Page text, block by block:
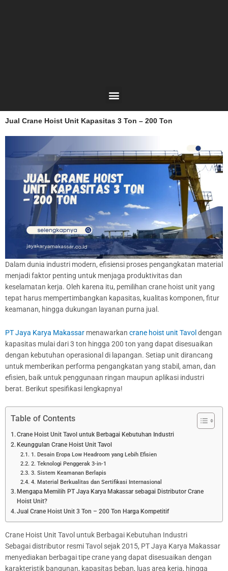
Menu
Jual Crane Hoist Unit Kapasitas 3 Ton – 200 Ton
Dalam dunia industri modern, efisiensi proses pengangkatan material
menjadi faktor penting untuk menjaga produktivitas dan
keselamatan kerja. Oleh karena itu, pemilihan crane hoist unit yang
tepat harus mempertimbangkan kapasitas, kualitas komponen, fitur
keamanan, hingga dukungan layanan purna jual.
PT Jaya Karya Makassar menawarkan crane hoist unit Tavol dengan
kapasitas mulai dari 3 ton hingga 200 ton yang dapat disesuaikan
dengan kebutuhan operasional di lapangan. Setiap unit dirancang
untuk memberikan performa pengangkatan yang stabil, aman, dan
efisien, baik untuk penggunaan ringan maupun aplikasi industri
berat. Berikut spesifikasi lengkapnya!
Table of Contents
Crane Hoist Unit Tavol untuk Berbagai Kebutuhan Industri
Keunggulan Crane Hoist Unit Tavol
1. Desain Eropa Low Headroom yang Lebih Efisien
2. Teknologi Penggerak 3-in-1
3. Sistem Keamanan Berlapis
4. Material Berkualitas dan Sertifikasi Internasional
Mengapa Memilih PT Jaya Karya Makassar sebagai Distributor Crane
Hoist Unit?
Jual Crane Hoist Unit 3 Ton – 200 Ton Harga Kompetitif
Crane Hoist Unit Tavol untuk Berbagai Kebutuhan Industri
Sebagai distributor resmi Tavol sejak 2015, PT Jaya Karya Makassar
menyediakan berbagai tipe crane yang dapat disesuaikan dengan
karakteristik bangunan, kapasitas beban, luas area kerja, hingga